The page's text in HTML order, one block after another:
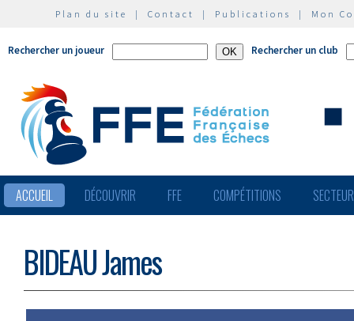
Plan du site | Contact | Publications | Mon
Rechercher un joueur Rechercher un club
ACCUEIL DÉCOUVRIR FFE COMPÉTITIONS
BIDEAU James